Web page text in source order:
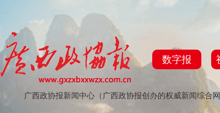
数字报
广西政协报新闻中心（广西政协报创办的权威新闻综合